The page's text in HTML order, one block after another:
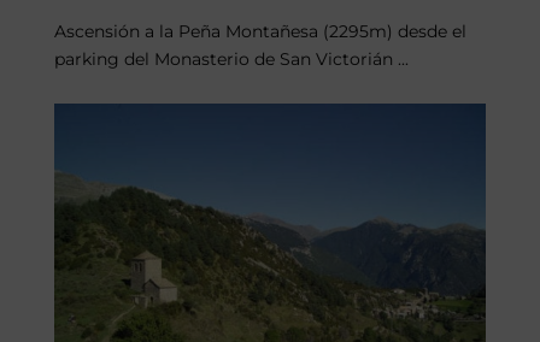
Ascensión a la Peña Montañesa (2295m) desde el
parking del Monasterio de San Victorián ...